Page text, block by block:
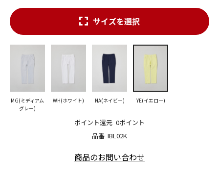
品番 IBL02K
ポイント還元 0ポイント
サイズを選択
MG(ミディアム
グレー)
WH(ホワイト) NA(ネイビー) YE(イエロー)
商品のお問い合わせ